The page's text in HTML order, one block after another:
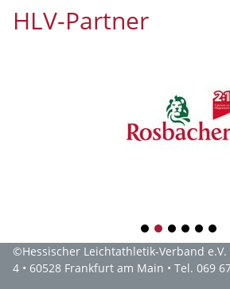
HLV-Partner
1 2 3 4 5 6
©Hessischer Leichtathletik-Verband e.V.
4 • 60528 Frankfurt am Main • Tel. 069